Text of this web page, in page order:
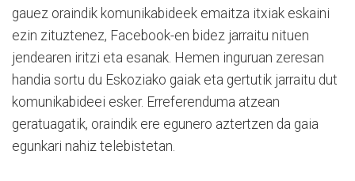
gauez oraindik komunikabideek emaitza itxiak eskaini
ezin zituztenez, Facebook-en bidez jarraitu nituen
jendearen iritzi eta esanak. Hemen inguruan zeresan
handia sortu du Eskoziako gaiak eta gertutik jarraitu dut
komunikabideei esker. Erreferenduma atzean
geratuagatik, oraindik ere egunero aztertzen da gaia
egunkari nahiz telebistetan.